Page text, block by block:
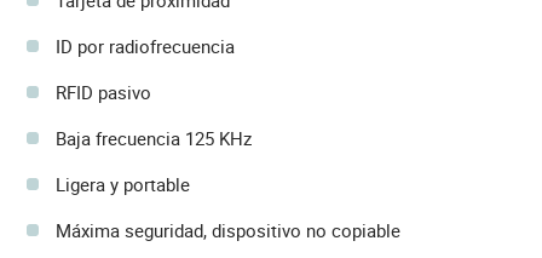
ID por radiofrecuencia
RFID pasivo
Baja frecuencia 125 KHz
Ligera y portable
Máxima seguridad, dispositivo no copiable